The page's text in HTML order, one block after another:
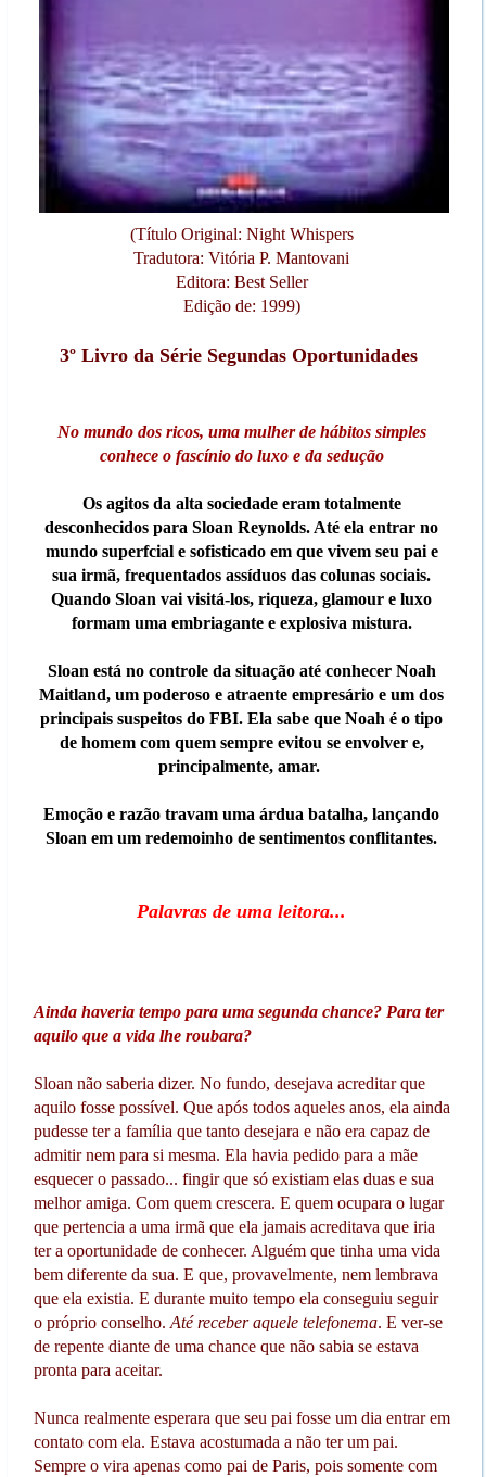
(Título Original: Night Whispers
Tradutora: Vitória P. Mantovani
Editora: Best Seller
Edição de: 1999)
3º Livro da Série Segundas Oportunidades
No mundo dos ricos, uma mulher de hábitos simples
conhece o fascínio do luxo e da sedução
Os agitos da alta sociedade eram totalmente
desconhecidos para Sloan Reynolds. Até ela entrar no
mundo superfcial e sofisticado em que vivem seu pai e
sua irmã, frequentados assíduos das colunas sociais.
Quando Sloan vai visitá-los, riqueza, glamour e luxo
formam uma embriagante e explosiva mistura.
Sloan está no controle da situação até conhecer Noah
Maitland, um poderoso e atraente empresário e um dos
principais suspeitos do FBI. Ela sabe que Noah é o tipo
de homem com quem sempre evitou se envolver e,
principalmente, amar.
Emoção e razão travam uma árdua batalha, lançando
Sloan em um redemoinho de sentimentos conflitantes.
Palavras de uma leitora...
Ainda haveria tempo para uma segunda chance? Para ter
aquilo que a vida lhe roubara?
Sloan não saberia dizer. No fundo, desejava acreditar que
aquilo fosse possível. Que após todos aqueles anos, ela ainda
pudesse ter a família que tanto desejara e não era capaz de
admitir nem para si mesma. Ela havia pedido para a mãe
esquecer o passado... fingir que só existiam elas duas e sua
melhor amiga. Com quem crescera. E quem ocupara o lugar
que pertencia a uma irmã que ela jamais acreditava que iria
ter a oportunidade de conhecer. Alguém que tinha uma vida
bem diferente da sua. E que, provavelmente, nem lembrava
que ela existia. E durante muito tempo ela conseguiu seguir
o próprio conselho. Até receber aquele telefonema. E ver-se
de repente diante de uma chance que não sabia se estava
pronta para aceitar.
Nunca realmente esperara que seu pai fosse um dia entrar em
contato com ela. Estava acostumada a não ter um pai.
Sempre o vira apenas como pai de Paris, pois somente com